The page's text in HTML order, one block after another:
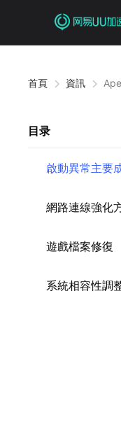
首頁 資訊
目录
啟動異常主要
網路連線強化
遊戲檔案修復
系統相容性調